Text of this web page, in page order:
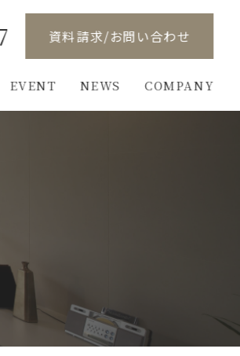
資料請求/お問い合わせ
EVENT NEWS COMPANY